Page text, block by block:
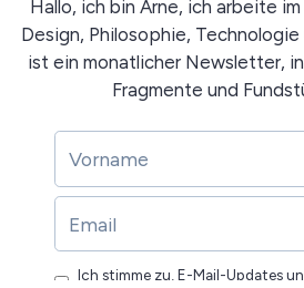
Hallo, ich bin Arne, ich arbeite
Design, Philosophie, Technologie
ist ein monatlicher Newsletter,
Fragmente und
Ich stimme zu, E-Mail-Updates